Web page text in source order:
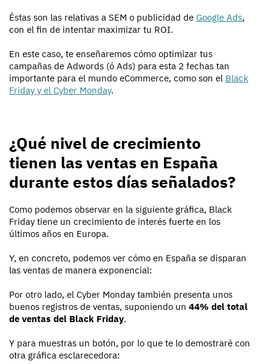
Éstas son las relativas a SEM o publicidad de Google Ads,
con el fin de intentar maximizar tu ROI.
En este caso, te enseñaremos cómo optimizar tus
campañas de Adwords (ó Ads) para esta 2 fechas tan
importante para el mundo eCommerce, como son el Black
Friday y el Cyber Monday.
¿Qué nivel de crecimiento
tienen las ventas en España
durante estos días señalados?
Como podemos observar en la siguiente gráfica, Black
Friday tiene un crecimiento de interés fuerte en los
últimos años en Europa.
Y, en concreto, podemos ver cómo en España se disparan
las ventas de manera exponencial:
Por otro lado, el Cyber Monday también presenta unos
buenos registros de ventas, suponiendo un 44% del total
de ventas del Black Friday.
Y para muestras un botón, por lo que te lo demostraré con
otra gráfica esclarecedora: